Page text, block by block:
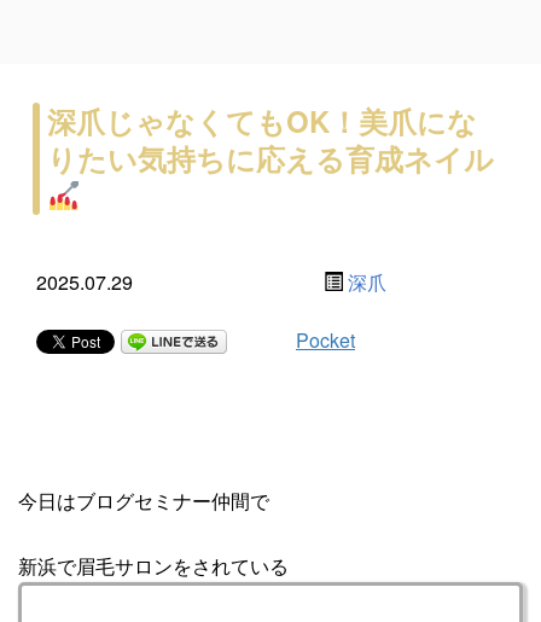
深爪じゃなくてもOK！美爪にな
りたい気持ちに応える育成ネイル
2025.07.29 深爪
Pocket
今日はブログセミナー仲間で
新浜で眉毛サロンをされている